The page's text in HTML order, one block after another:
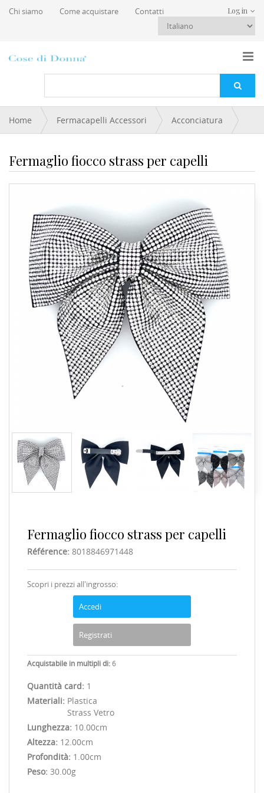
Salta al contenuto principale
Chi siamo Come acquistare Contatti Log in
Tu sei qui
Home Fermacapelli Accessori
Acconciatura
Fermaglio fiocco strass per capelli
Fermaglio fiocco strass per capelli
Référence: 8018846971448
Scopri i prezzi all'ingrosso:
Accedi
Registrati
Acquistabile in multipli di:6
Quantità card: 1
Materiali: Plastica
Strass Vetro
Lunghezza: 10.00cm
Altezza: 12.00cm
Profondità: 1.00cm
Peso: 30.00g